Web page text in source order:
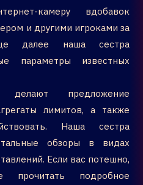
камеру вдобавок
и другими игроками за
далее наша сестра
параметры известных
делают предложение
лимитов, а также
Наша сестра
обзоры в видах
Если вас потешно,
подробное